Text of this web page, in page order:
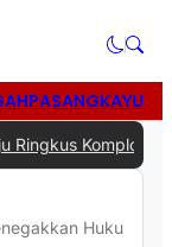
PASANGKAYU
Komplotan
Hukum